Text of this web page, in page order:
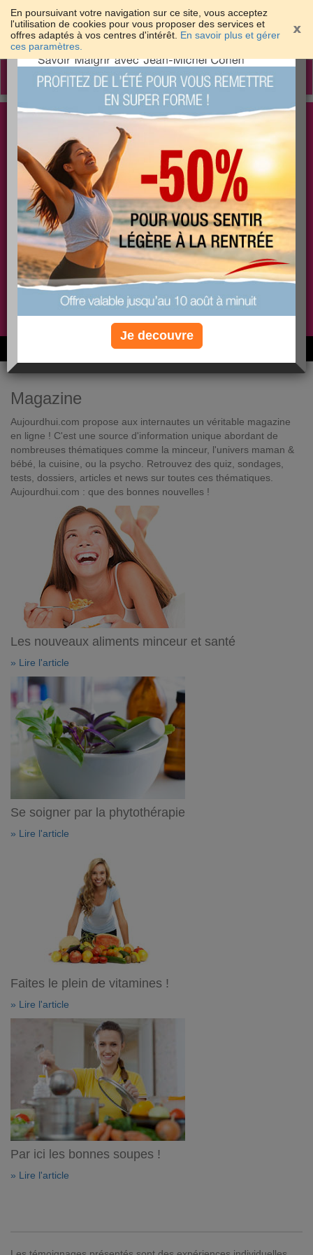
En poursuivant votre navigation sur ce site, vous acceptez
l'utilisation de cookies pour vous proposer des services et
offres adaptés à vos centres d'intérêt. En savoir plus et gérer
ces paramètres.
Toggle
Les meilleures solutions pour maigrir et être bien
dans sa peau
PLUS
EFFICACE
PLUS
SANTÉ
PLUS
COACHING
Non, je préfère le régime gratuit
6M de personnes ont maigri et réappris à manger avec nous
Magazine
Aujourdhui.com propose aux internautes un véritable magazine
en ligne ! C'est une source d'information unique abordant de
nombreuses thématiques comme la minceur, l'univers maman &
bébé, la cuisine, ou la psycho. Retrouvez des quiz, sondages,
tests, dossiers, articles et news sur toutes ces thématiques.
Aujourdhui.com : que des bonnes nouvelles !
Les nouveaux aliments minceur et santé
» Lire l'article
Se soigner par la phytothérapie
» Lire l'article
Faites le plein de vitamines !
» Lire l'article
Par ici les bonnes soupes !
» Lire l'article
×
Je decouvre